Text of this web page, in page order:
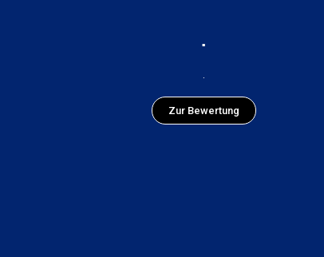
.
Zur Bewertung